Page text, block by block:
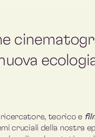
teorico e
cruciali della nostra